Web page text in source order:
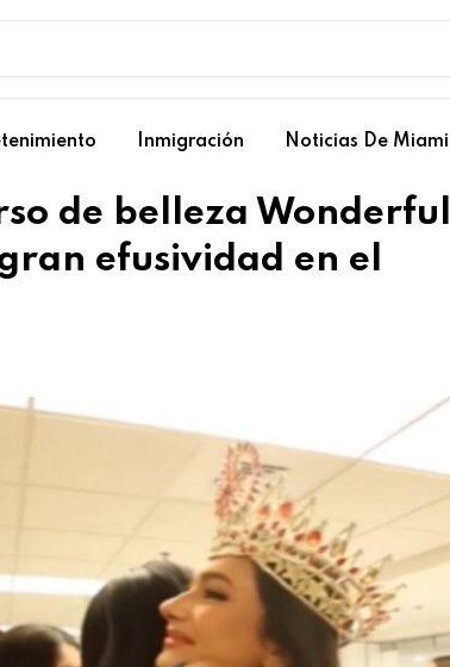
Inmigración Noticias De Miami
de belleza Wonderful
efusividad en el